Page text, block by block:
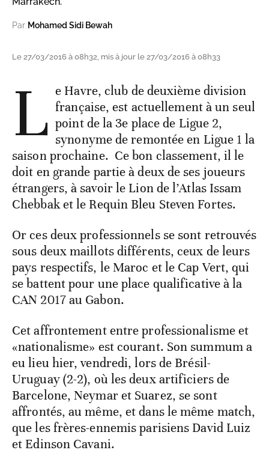
Par Mohamed Sidi Bewah
Le 27/03/2016 à 08h32, mis à jour le 27/03/2016 à 08h33
L e Havre, club de deuxième division
française, est actuellement à un seul
point de la 3e place de Ligue 2,
synonyme de remontée en Ligue 1 la
saison prochaine. Ce bon classement, il le
doit en grande partie à deux de ses joueurs
étrangers, à savoir le Lion de l’Atlas Issam
Chebbak et le Requin Bleu Steven Fortes.
Or ces deux professionnels se sont retrouvés
sous deux maillots différents, ceux de leurs
pays respectifs, le Maroc et le Cap Vert, qui
se battent pour une place qualificative à la
CAN 2017 au Gabon.
Cet affrontement entre professionalisme et
«nationalisme» est courant. Son summum a
eu lieu hier, vendredi, lors de Brésil-
Uruguay (2-2), où les deux artificiers de
Barcelone, Neymar et Suarez, se sont
affrontés, au même, et dans le même match,
que les frères-ennemis parisiens David Luiz
et Edinson Cavani.